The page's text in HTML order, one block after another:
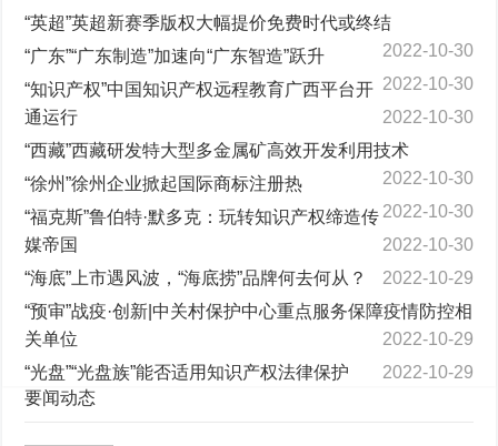
“英超”英超新赛季版权大幅提价免费时代或终结
2022-10-30
“广东”“广东制造”加速向“广东智造”跃升
2022-10-30
“知识产权”中国知识产权远程教育广西平台开
通运行
2022-10-30
“西藏”西藏研发特大型多金属矿高效开发利用技术
2022-10-30
“徐州”徐州企业掀起国际商标注册热
2022-10-30
“福克斯”鲁伯特·默多克：玩转知识产权缔造传
媒帝国
2022-10-30
“海底”上市遇风波，“海底捞”品牌何去何从？
2022-10-29
“预审”战疫·创新|中关村保护中心重点服务保障疫情防控相
关单位
2022-10-29
“光盘”“光盘族”能否适用知识产权法律保护
2022-10-29
要闻动态